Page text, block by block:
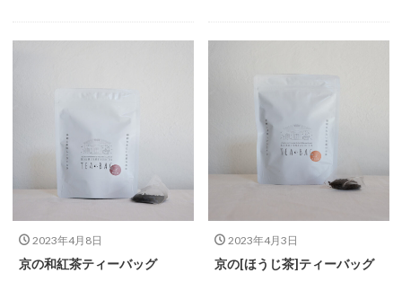
2023年4月8日
京の和紅茶ティーバッグ
2023年4月3日
京の[ほうじ茶]ティーバッグ